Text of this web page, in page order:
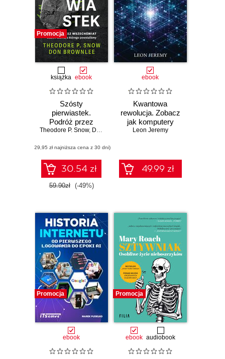
Promocja
książka ebook
Szósty
pierwiastek.
Podróż przez
Wszechświat
którego
powstaliśmy
Theodore P. Snow, Don Brownlee
(29,95 zł najniższa cena z 30 dni)
30.54 zł
59.90zł (-49%)
ebook
Kwantowa
rewolucja. Zobacz
jak komputery
kwantowe zmienią
Leon Jeremy
49.99 zł
Promocja
ebook
Promocja
ebook audiobook